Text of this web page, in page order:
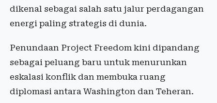
dikenal sebagai salah satu jalur perdagangan
energi paling strategis di dunia.
Penundaan Project Freedom kini dipandang
sebagai peluang baru untuk menurunkan
eskalasi konflik dan membuka ruang
diplomasi antara Washington dan Teheran.